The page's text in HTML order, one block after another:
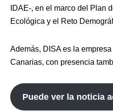
IDAE-, en el marco del Plan
Ecológica y el Reto
Además, DISA es la
Canarias, con presencia
Puede ver la noticia